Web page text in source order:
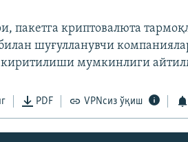
пакетга криптовалюта
шуғулланувчи
киритилиши мумкинлиги
PDF VPNсиз ўқиш